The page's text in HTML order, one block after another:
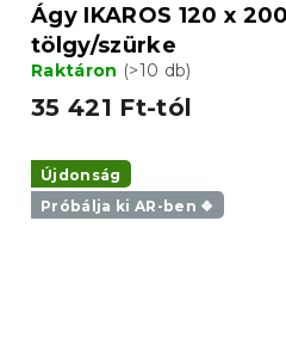
Ágy IKAROS 120 x
tölgy/szürke
Raktáron (>10 db)
35 421 Ft-tól
Újdonság
Próbálja ki AR-ben ❖